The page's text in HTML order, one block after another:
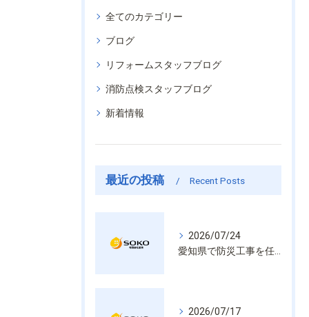
全てのカテゴリー
ブログ
リフォームスタッフブログ
消防点検スタッフブログ
新着情報
最近の投稿 Recent Posts
2026/07/24
2026/07/17